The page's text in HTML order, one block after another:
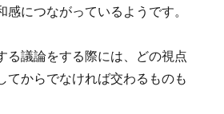
感につながっているようです。
る議論をする際には、どの視点
てからでなければ交わるものも